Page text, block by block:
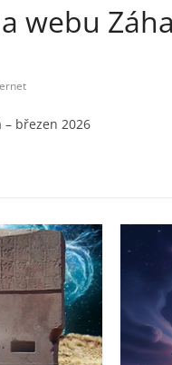
webu
březen 2026